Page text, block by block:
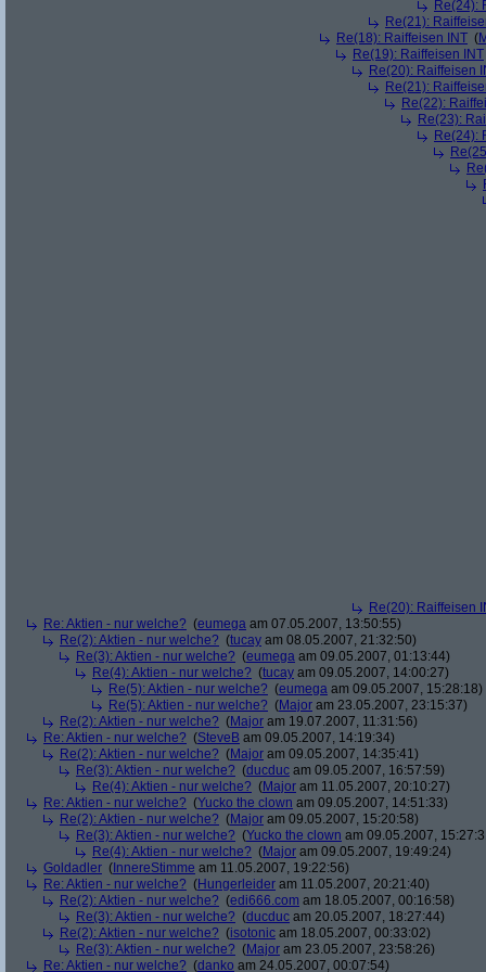
Re(24):
Re(21):
Re(18): Raiffeisen INT (
Re(19): Raiffeisen INT
Re(20): Raiffeisen
Re(21):
Re(22):
Re(23):
Re(24):
Re(20): Raiffeisen
Re: Aktien - nur welche? (eumega am 07.05.2007, 13:50:55)
Re(2): Aktien - nur welche? (tucay am 08.05.2007, 21:32:50)
Re(3): Aktien - nur welche? (eumega am 09.05.2007, 01:13:44)
Re(4): Aktien - nur welche? (tucay am 09.05.2007, 14:00:27)
Re(5): Aktien - nur welche? (eumega am 09.05.2007, 15:28:18)
Re(5): Aktien - nur welche? (Major am 23.05.2007, 23:15:37)
Re(2): Aktien - nur welche? (Major am 19.07.2007, 11:31:56)
Re: Aktien - nur welche? (SteveB am 09.05.2007, 14:19:34)
Re(2): Aktien - nur welche? (Major am 09.05.2007, 14:35:41)
Re(3): Aktien - nur welche? (ducduc am 09.05.2007, 16:57:59)
Re(4): Aktien - nur welche? (Major am 11.05.2007, 20:10:27)
Re: Aktien - nur welche? (Yucko the clown am 09.05.2007, 14:51:33)
Re(2): Aktien - nur welche? (Major am 09.05.2007, 15:20:58)
Re(3): Aktien - nur welche? (Yucko the clown am 09.05.2007,
Re(4): Aktien - nur welche? (Major am 09.05.2007, 19:49:24)
Goldadler ( InnereStimme am 11.05.2007, 19:22:56)
Re: Aktien - nur welche? (Hungerleider am 11.05.2007, 20:21:40)
Re(2): Aktien - nur welche? (edi666.com am 18.05.2007, 00:16:58)
Re(3): Aktien - nur welche? (ducduc am 20.05.2007, 18:27:44)
Re(2): Aktien - nur welche? (isotonic am 18.05.2007, 00:33:02)
Re(3): Aktien - nur welche? (Major am 23.05.2007, 23:58:26)
Re: Aktien - nur welche? (danko am 24.05.2007, 00:07:54)